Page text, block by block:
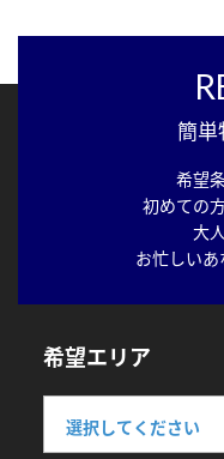
簡
希望
初めての
大
お忙しいあ
希望エリア